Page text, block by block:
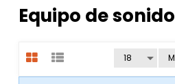
Equipo de sonido